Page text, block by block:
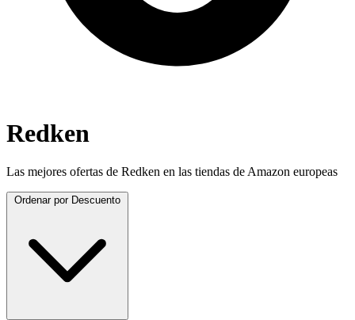
Redken
Las mejores ofertas de Redken en las tiendas de Amazon europeas
Ordenar por Descuento